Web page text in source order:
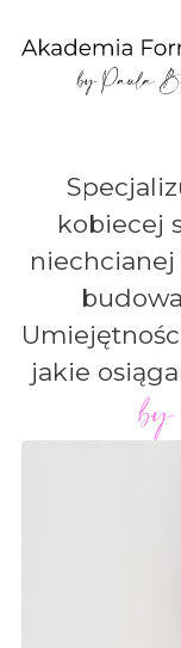
kobiecej
niechcianej
jakie